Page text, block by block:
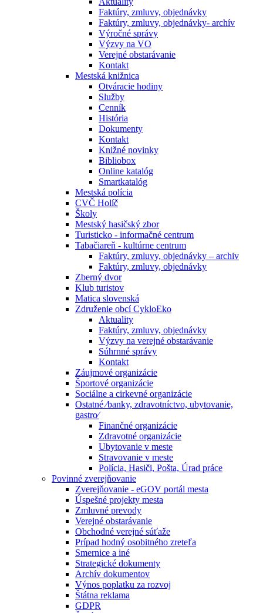
Faktúry, zmluvy, objednávky
Faktúry, zmluvy, objednávky- archív
Výročné správy
Výzvy na VO
Verejné obstarávanie
Kontakt
Mestská knižnica
Otváracie hodiny
Služby
Cenník
História
Dokumenty
Kontakt
Knižné novinky
Bibliobox
Online katalóg
Smartkatalóg
Mestská polícia
CVČ Holíč
Školy
Mestský hasičský zbor
Turisticko - informačné centrum
Tabačiareň - kultúrne centrum
Faktúry, zmluvy, objednávky – archiv
Faktúry, zmluvy, objednávky
Zberný dvor
Klub turistov
Matica slovenská
Združenie obcí CykloEko
Aktuality
Faktúry, zmluvy, objednávky
Výzvy na verejné obstarávanie
Súhrnné správy
Kontakt
Záujmové organizácie
Športové organizácie
Sociálne a cirkevné organizácie
Ostatné ⁄banky, zdravotníctvo, ubytovanie,
gastro⁄
Finančné organizácie
Zdravotné organizácie
Ubytovanie v meste
Stravovanie v meste
Polícia, Hasiči, Pošta, Úrad práce
Povinné zverejňovanie
Zverejňovanie - eGOV portál mesta
Úspešné projekty mesta
Zmluvné prevody
Verejné obstarávanie
Obchodné verejné súťaže
Prípad hodný osobitného zreteľa
Smernice a iné
Strategické dokumenty
Archív dokumentov
Výnos poplatku za rozvoj
Štátna reklama
GDPR